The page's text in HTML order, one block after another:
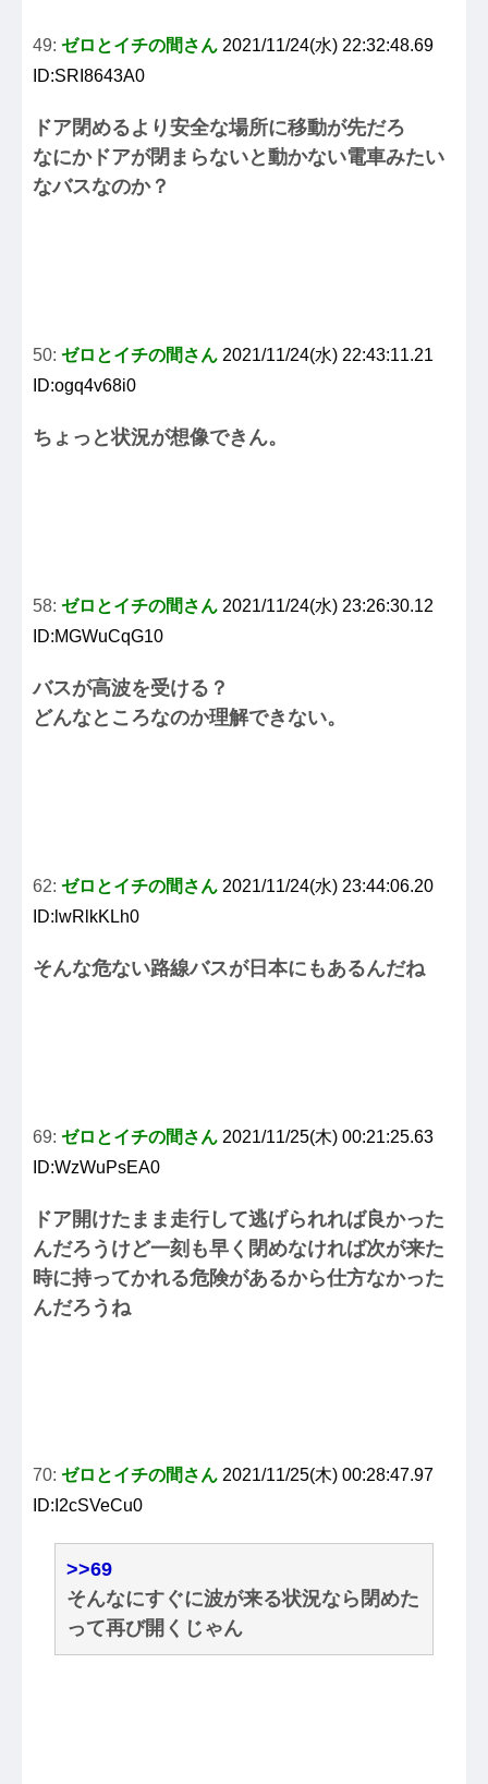
49: ゼロとイチの間さん 2021/11/24(水) 22:32:48.69
ID:SRI8643A0
ドア閉めるより安全な場所に移動が先だろ
なにかドアが閉まらないと動かない電車みたい
なバスなのか？
50: ゼロとイチの間さん 2021/11/24(水) 22:43:11.21
ID:ogq4v68i0
ちょっと状況が想像できん。
58: ゼロとイチの間さん 2021/11/24(水) 23:26:30.12
ID:MGWuCqG10
バスが高波を受ける？
どんなところなのか理解できない。
62: ゼロとイチの間さん 2021/11/24(水) 23:44:06.20
ID:lwRlkKLh0
そんな危ない路線バスが日本にもあるんだね
69: ゼロとイチの間さん 2021/11/25(木) 00:21:25.63
ID:WzWuPsEA0
ドア開けたまま走行して逃げられれば良かった
んだろうけど一刻も早く閉めなければ次が来た
時に持ってかれる危険があるから仕方なかった
んだろうね
70: ゼロとイチの間さん 2021/11/25(木) 00:28:47.97
ID:I2cSVeCu0
>>69
そんなにすぐに波が来る状況なら閉めた
って再び開くじゃん